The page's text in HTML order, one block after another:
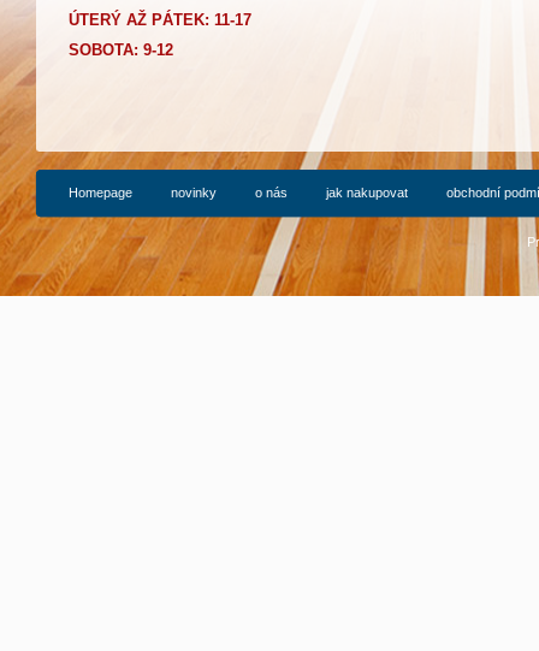
ÚTERÝ AŽ PÁTEK: 11-17
SOBOTA: 9-12
Homepage novinky o nás jak nakupovat obchodní